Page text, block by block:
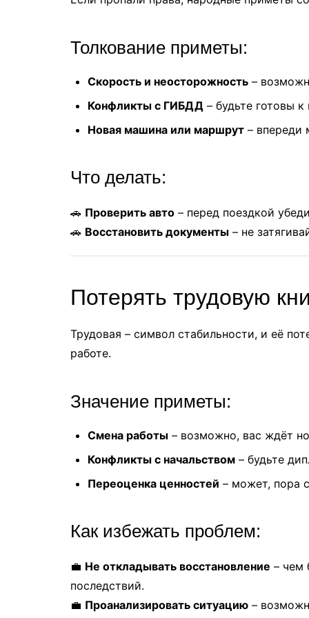
Толкование приметы:
Скорость и неосторожность –
Конфликты с ГИБДД – будьте готовы
Новая машина или маршрут – впереди
Что делать:
🚗 Проверить авто – перед поездкой
🚗 Восстановить документы – не
Потерять трудовую
Трудовая – символ стабильности, и её
работе.
Значение приметы:
Смена работы – возможно, вас ждёт
Конфликты с начальством – будьте
Переоценка ценностей – может, пора
Как избежать проблем:
💼 Не откладывать восстановление – чем
последствий.
💼 Проанализировать ситуацию –